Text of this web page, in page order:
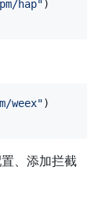
hap")
weex")
、添加拦截